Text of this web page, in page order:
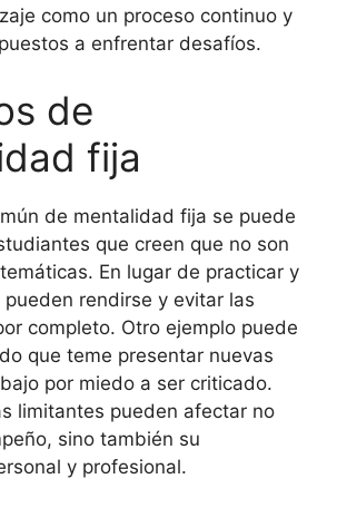
como un proceso continuo y
a enfrentar desafíos.
de
fija
de mentalidad fija se puede
que creen que no son
En lugar de practicar y
rendirse y evitar las
completo. Otro ejemplo puede
que teme presentar nuevas
por miedo a ser criticado.
limitantes pueden afectar no
sino también su
y profesional.